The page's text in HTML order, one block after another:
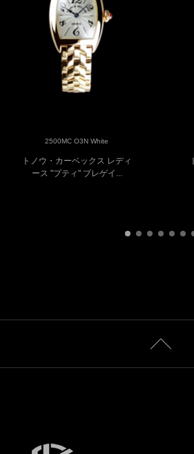
2500MC O3N White
トノウ・カーベックス レディ
ース "プティ" ブレゲイ...